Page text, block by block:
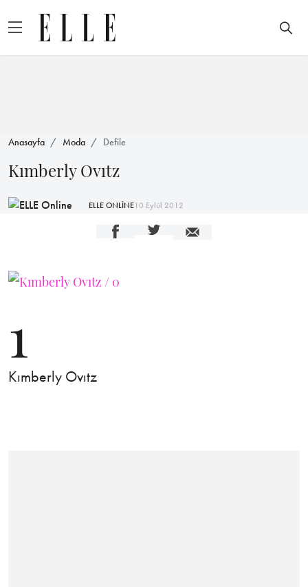
Anasayfa Moda Defile
Kımberly Ovıtz
ELLE ONLİNE10 Eylül 2012
1
Kımberly Ovıtz